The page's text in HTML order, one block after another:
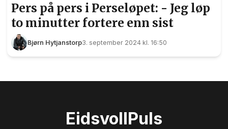
Pers på pers i Perseløpet: - Jeg løp
to minutter fortere enn sist
Bjørn Hytjanstorp3. september 2024 kl. 16:50
EidsvollPuls